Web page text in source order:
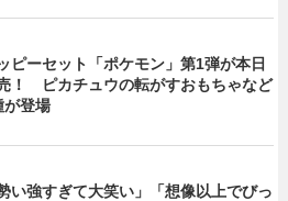
ピーセット「ポケモン」第1弾が本日
！ ピカチュウの転がすおもちゃなど
が登場
勢い強すぎて大笑い」「想像以上でびっ